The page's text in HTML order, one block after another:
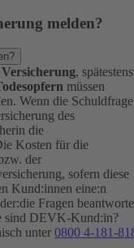
melden?
Versicherung, spätestens
müssen
Wenn die Schuldfrage
des
die
Kosten für die
der
sofern diese
Kund:innen eine:n
Fragen
sind DEVK-Kund:in?
unter 0800 4-181-